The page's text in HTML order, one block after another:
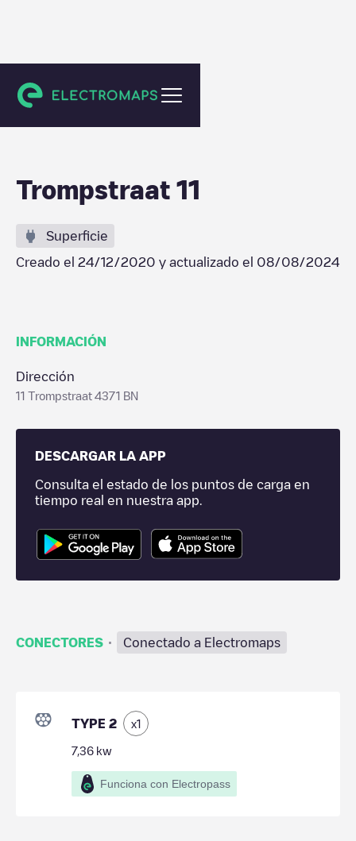
Koudekerke
Trompstraat 11
Superficie
Creado el 24/12/2020 y actualizado el 08/08/2024
INFORMACIÓN
Dirección
11 Trompstraat 4371 BN
DESCARGAR LA APP
Consulta el estado de los puntos de carga en
tiempo real en nuestra app.
CONECTORES · Conectado a Electromaps
TYPE 2 x1
7,36 kw
Funciona con Electropass